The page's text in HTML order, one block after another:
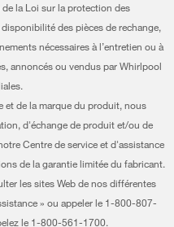
STAR® Whirlpool
la Loi sur la protection des
des pièces de rechange,
nécessaires à l’entretien ou à
annoncés ou vendus par Whirlpool
et de la marque du produit, nous
d'échange de produit et/ou de
Centre de service et d'assistance
de la garantie limitée du fabricant.
les sites Web de nos différentes
» ou appeler le 1-800-807-
le 1-800-561-1700.